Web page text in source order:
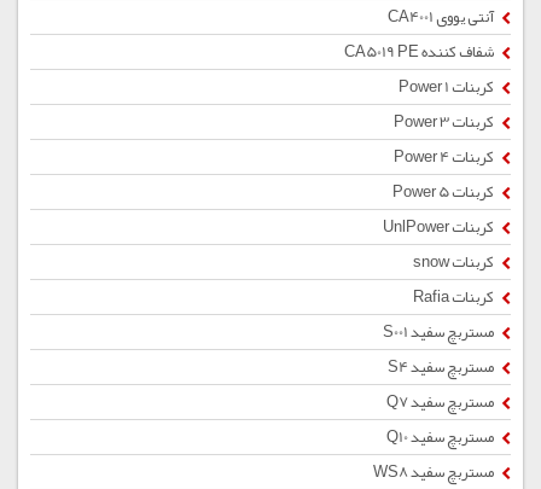
آنتی یووی CA4001
شفاف کننده CA5019 PE
کربنات Power 1
کربنات Power 3
کربنات Power 4
کربنات Power 5
کربنات UnlPower
کربنات snow
کربنات Rafia
مستربچ سفید S001
مستربچ سفید S4
مستربچ سفید Q7
مستربچ سفید Q10
مستربچ سفید WS8